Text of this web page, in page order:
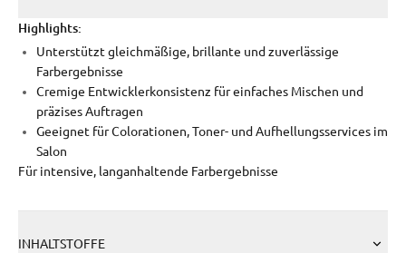
Highlights:
Unterstützt gleichmäßige, brillante und zuverlässige
Farbergebnisse
Cremige Entwicklerkonsistenz für einfaches Mischen und
präzises Auftragen
Geeignet für Colorationen, Toner- und Aufhellungsservices im
Salon
Für intensive, langanhaltende Farbergebnisse
INHALTSTOFFE